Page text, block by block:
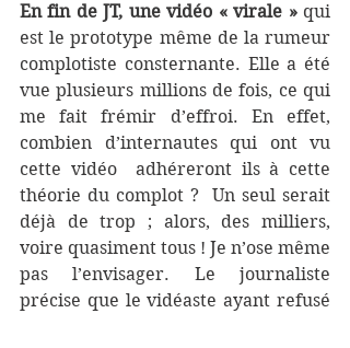
En fin de JT, une vidéo « virale » qui
est le prototype même de la rumeur
complotiste consternante. Elle a été
vue plusieurs millions de fois, ce qui
me fait frémir d’effroi. En effet,
combien d’internautes qui ont vu
cette vidéo  adhéreront ils à cette
théorie du complot ?  Un seul serait
déjà de trop ; alors, des milliers,
voire quasiment tous ! Je n’ose même
pas l’envisager. Le journaliste
précise que le vidéaste ayant refusé